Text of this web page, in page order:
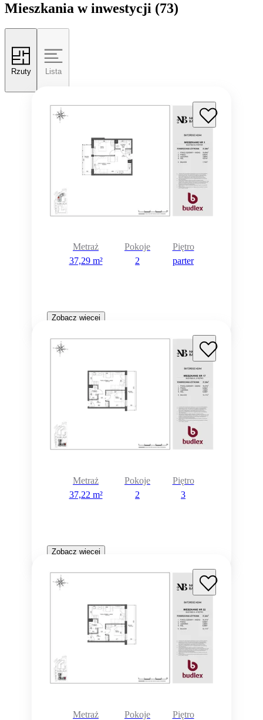
Mieszkania w inwestycji (73)
Rzuty Lista
Metraż
37,29 m²
Pokoje
2
Piętro
parter
Zobacz więcej
Metraż
37,22 m²
Pokoje
2
Piętro
3
Zobacz więcej
Metraż
Pokoje
Piętro